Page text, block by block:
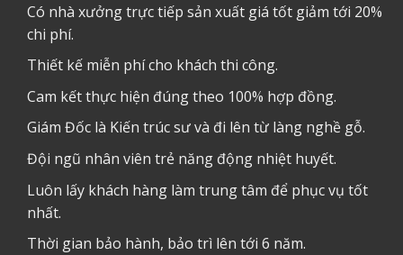
Có nhà xưởng trực tiếp sản xuất giá tốt giảm tới 20%
chi phí.
Thiết kế miễn phí cho khách thi công.
Cam kết thực hiện đúng theo 100% hợp đồng.
Giám Đốc là Kiến trúc sư và đi lên từ làng nghề gỗ.
Đội ngũ nhân viên trẻ năng động nhiệt huyết.
Luôn lấy khách hàng làm trung tâm để phục vụ tốt
nhất.
Thời gian bảo hành, bảo trì lên tới 6 năm.